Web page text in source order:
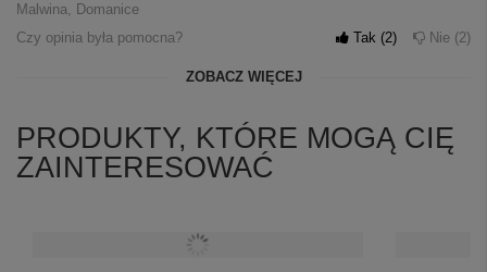
Malwina, Domanice
Czy opinia była pomocna?
Tak 2 Nie 2
ZOBACZ WIĘCEJ
PRODUKTY, KTÓRE MOGĄ CIĘ
ZAINTERESOWAĆ